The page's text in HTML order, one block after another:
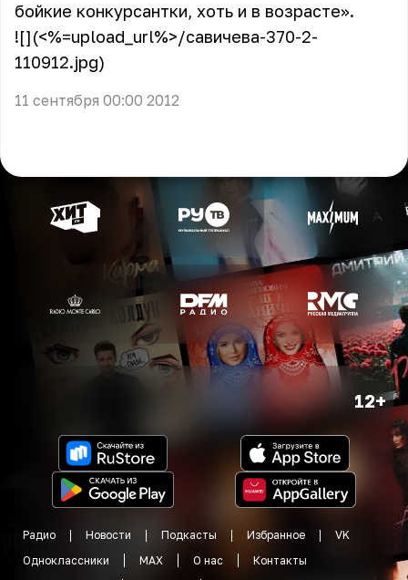
бойкие конкурсантки, хоть и в возрасте».
![](<%=upload_url%>/савичева-370-2-
110912.jpg)
11 сентября 00:00 2012
12+
Радио Новости Подкасты Избранное
VK
Одноклассники
MAX О нас
Контакты